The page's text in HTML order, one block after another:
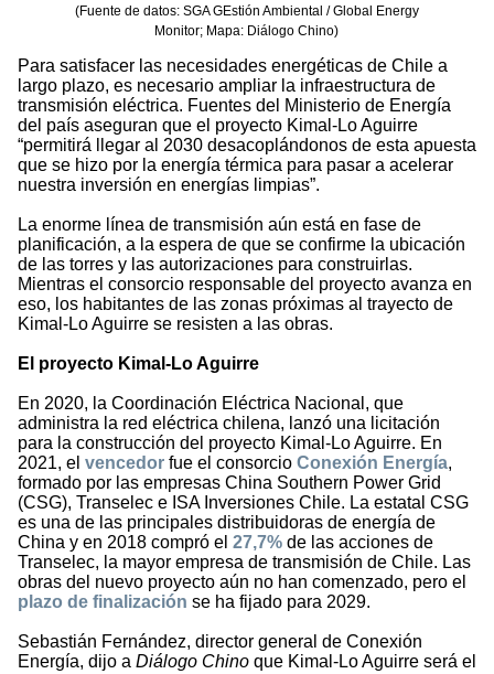
(Fuente de datos: SGA GEstión Ambiental / Global Energy
Monitor; Mapa: Diálogo Chino)
Para satisfacer las necesidades energéticas de Chile a
largo plazo, es necesario ampliar la infraestructura de
transmisión eléctrica. Fuentes del Ministerio de Energía
del país aseguran que el proyecto Kimal-Lo Aguirre
“permitirá llegar al 2030 desacoplándonos de esta apuesta
que se hizo por la energía térmica para pasar a acelerar
nuestra inversión en energías limpias”.
La enorme línea de transmisión aún está en fase de
planificación, a la espera de que se confirme la ubicación
de las torres y las autorizaciones para construirlas.
Mientras el consorcio responsable del proyecto avanza en
eso, los habitantes de las zonas próximas al trayecto de
Kimal-Lo Aguirre se resisten a las obras.
El proyecto Kimal-Lo Aguirre
En 2020, la Coordinación Eléctrica Nacional, que
administra la red eléctrica chilena, lanzó una licitación
para la construcción del proyecto Kimal-Lo Aguirre. En
2021, el vencedor fue el consorcio Conexión Energía,
formado por las empresas China Southern Power Grid
(CSG), Transelec e ISA Inversiones Chile. La estatal CSG
es una de las principales distribuidoras de energía de
China y en 2018 compró el 27,7% de las acciones de
Transelec, la mayor empresa de transmisión de Chile. Las
obras del nuevo proyecto aún no han comenzado, pero el
plazo de finalización se ha fijado para 2029.
Sebastián Fernández, director general de Conexión
Energía, dijo a Diálogo Chino que Kimal-Lo Aguirre será el